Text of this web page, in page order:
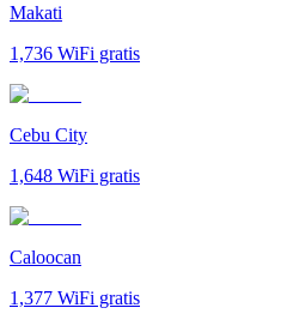
Makati
1,736 WiFi gratis
Cebu City
1,648 WiFi gratis
Caloocan
1,377 WiFi gratis